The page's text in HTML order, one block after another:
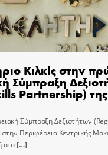
Κιλκίς στην
Σύμπραξη
Partnership)
Σύμπραξη Δεξιοτήτων
στην Περιφέρεια Κεντρικής
στο[…]